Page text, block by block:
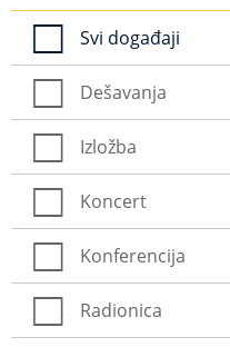
Svi događaji
Dešavanja
Izložba
Koncert
Konferencija
Radionica